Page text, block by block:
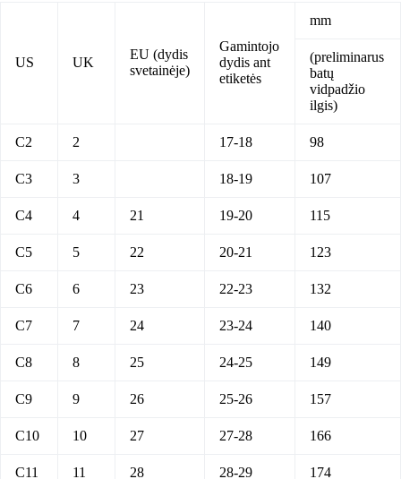
US UK
EU (dydis
svetainėje)
Gamintojo
dydis ant
etiketės
mm
(preliminarus
batų
vidpadžio
ilgis)
C2 2 17-18 98
C3 3 18-19 107
C4 4 21 19-20 115
C5 5 22 20-21 123
C6 6 23 22-23 132
C7 7 24 23-24 140
C8 8 25 24-25 149
C9 9 26 25-26 157
C10 10 27 27-28 166
C11 11 28 28-29 174